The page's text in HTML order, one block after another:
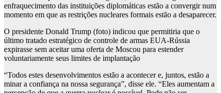
enfraquecimento das instituições diplomáticas estão a convergir num
momento em que as restrições nucleares formais estão a desaparecer.
O presidente Donald Trump (foto) indicou que permitiria que o
último tratado estratégico de controle de armas EUA-Rússia
expirasse sem aceitar uma oferta de Moscou para estender
voluntariamente seus limites de implantação
“Todos estes desenvolvimentos estão a acontecer e, juntos, estão a
minar a confiança na nossa segurança”, disse ele. “Eles aumentam a